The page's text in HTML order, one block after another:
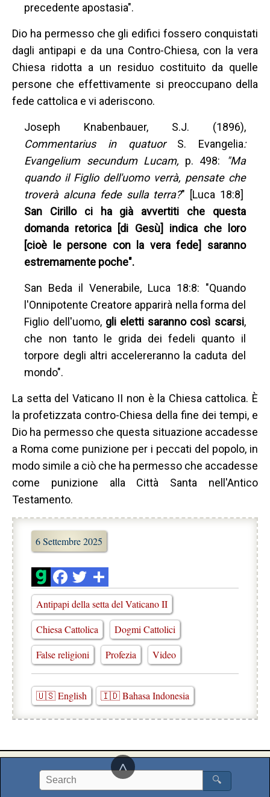
precedente apostasia".
Dio ha permesso che gli edifici fossero conquistati
dagli antipapi e da una Contro-Chiesa, con la vera
Chiesa ridotta a un residuo costituito da quelle
persone che effettivamente si preoccupano della
fede cattolica e vi aderiscono.
Joseph Knabenbauer, S.J. (1896),
Commentarius in quatuorS. Evangelia:
Evangelium secundum Lucam, p. 498:
"Ma
quando il Figlio dell'uomo verrà, pensate che
troverà alcuna fede sulla terra?" [Luca 18:8]
San Cirillo ci ha già avvertiti che questa
domanda retorica [di Gesù] indica che loro
[cioè le persone con la vera fede] saranno
estremamente poche".
San Beda il Venerabile, Luca 18:8: "Quando
l'Onnipotente Creatore apparirà nella forma del
Figlio dell'uomo, gli eletti saranno così scarsi,
che non tanto le grida dei fedeli quanto il
torpore degli altri accelereranno la caduta del
mondo".
La setta del Vaticano II non è la Chiesa cattolica. È
la profetizzata contro-Chiesa della fine dei tempi, e
Dio ha permesso che questa situazione accadesse
a Roma come punizione per i peccati del popolo, in
modo simile a ciò che ha permesso che accadesse
come punizione alla Città Santa nell'Antico
Testamento.
6 Settembre 2025
Antipapi della setta del Vaticano II
Chiesa Cattolica
Dogmi Cattolici
False religioni
Profezia Video
🇺🇸 English 🇮🇩 Bahasa Indonesia
🔍
^